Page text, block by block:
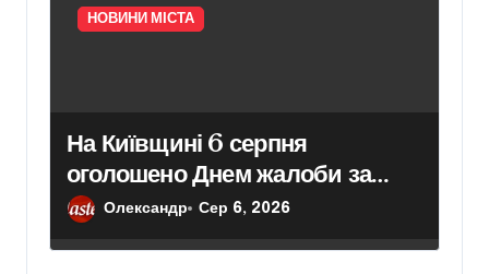
НОВИНИ МІСТА
На Київщині 6 серпня
оголошено Днем жалоби за
загиблими внаслідок нічного
Олександр Сер 6, 2026